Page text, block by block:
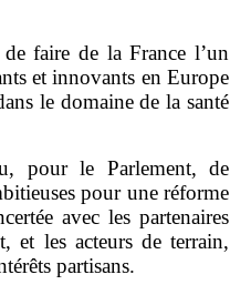
faire de la France l’un
et innovants en Europe
le domaine de la santé
pour le Parlement, de
pour une réforme
avec les partenaires
et les acteurs de terrain,
partisans.